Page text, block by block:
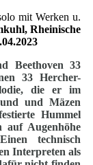
mit Werken u.
Rheinische
Beethoven 33
33 Hercher-
die er im
und Mäzen
Hummel
auf Augenhöhe
technisch
Interpreten als